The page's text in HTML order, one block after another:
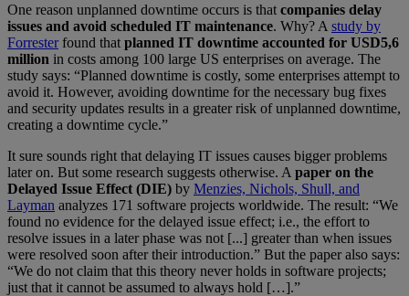
One reason unplanned downtime occurs is that companies delay
issues and avoid scheduled IT maintenance. Why? A study by
Forresterfound that planned IT downtime accounted for USD5,6
million in costs among 100 large US enterprises on average. The
study says: “Planned downtime is costly, some enterprises attempt to
avoid it. However, avoiding downtime for the necessary bug fixes
and security updates results in a greater risk of unplanned downtime,
creating a downtime cycle.”
It sure sounds right that delaying IT issues causes bigger problems
later on. But some research suggests otherwise. A paper on the
Delayed Issue Effect (DIE) by Menzies, Nichols, Shull, and
Layman analyzes 171 software projects worldwide. The result: “We
found no evidence for the delayed issue effect; i.e., the effort to
resolve issues in a later phase was not [...] greater than when issues
were resolved soon after their introduction.” But the paper also says:
“We do not claim that this theory never holds in software projects;
just that it cannot be assumed to always hold […].”